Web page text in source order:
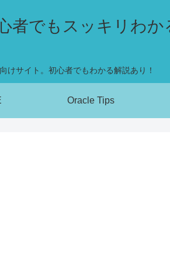
者でもスッキリわか
けサイト。初心者でもわかる解説あり！
Oracle Tips